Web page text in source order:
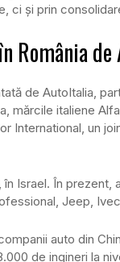
ci și prin
România
de AutoItalia,
mărcile italiene
International, un
Israel. În
Jeep,
auto din
de ingineri la